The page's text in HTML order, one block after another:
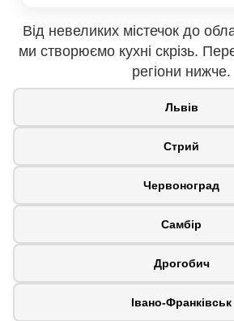
Від невеликих містечок до
ми створюємо кухні скрізь.
регіони нижче.
Львів
Стрий
Червоноград
Самбір
Дрогобич
Івано-Франківськ